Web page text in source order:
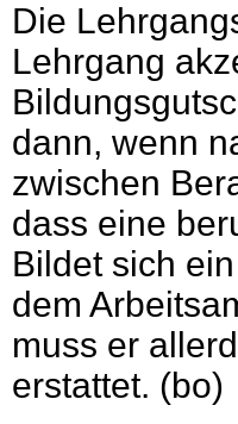
Die
Lehrgang
dann, wenn
zwischen
dass eine
Bildet sich
dem
muss er
erstattet. (bo)